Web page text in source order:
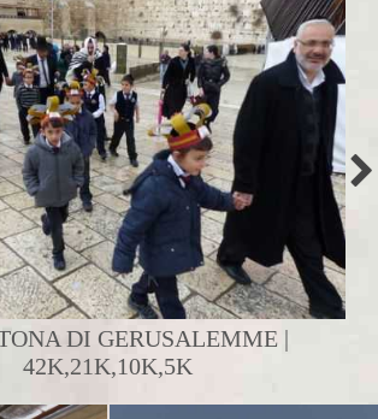
DI GERUSALEMME |
42K,21K,10K,5K